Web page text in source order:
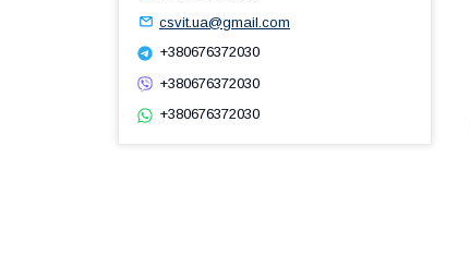
csvit.ua@gmail.com
+380676372030
+380676372030
+380676372030